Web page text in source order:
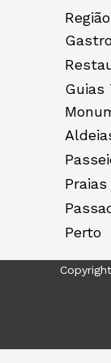
Região
Guias
Perto